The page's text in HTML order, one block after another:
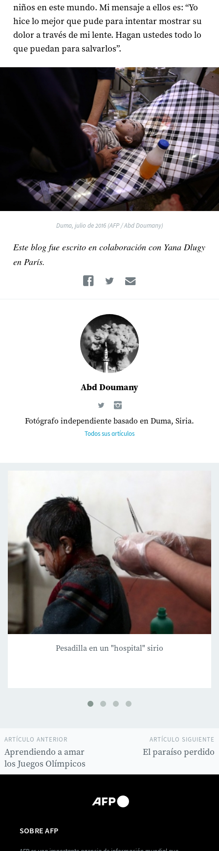
niños en este mundo. Mi mensaje a ellos es: “Yo
hice lo mejor que pude para intentar mostrar su
dolor a través de mi lente. Hagan ustedes todo lo
que puedan para salvarlos”.
Duma, julio de 2016 (AFP / Abd Doumany)
Este blog fue escrito en colaboración con Yana Dlugy
en París.
Facebook
Twitter
Abd Doumany
Fotógrafo independiente basado en Duma, Siria.
Todos sus artículos
Pesadilla en un "hospital" sirio
ARTÍCULO SIGUIENTE
El paraíso perdido
ARTÍCULO ANTERIOR
Aprendiendo a amar
los Juegos Olímpicos
SOBRE AFP